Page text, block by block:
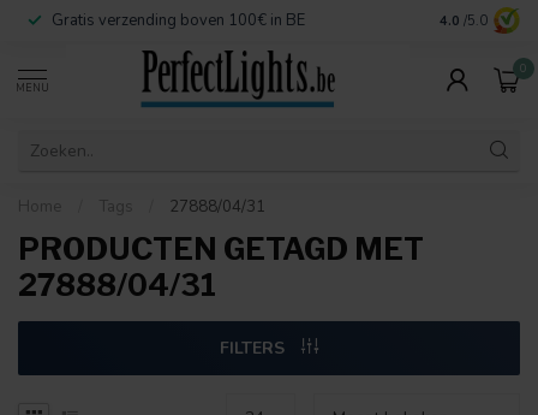
Gratis verzending boven 100€ in BE Veilige
4.0 /5.0
MENU
0
Home Tags 27888/04/31
PRODUCTEN GETAGD MET
27888/04/31
FILTERS